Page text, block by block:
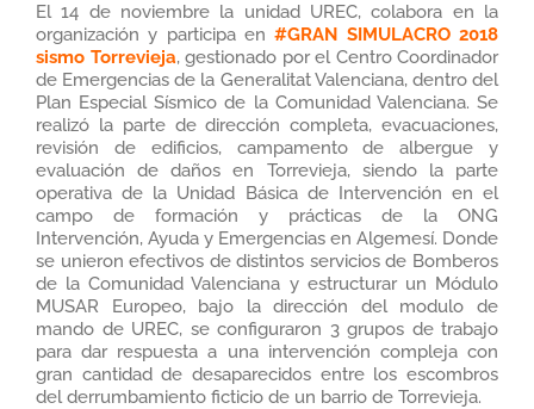
El 14 de noviembre la unidad UREC, colabora en la
organización y participa en#GRAN SIMULACRO 2018
sismo Torrevieja, gestionado por el Centro Coordinador
de Emergencias de la Generalitat Valenciana, dentro del
Plan Especial Sísmico de la Comunidad Valenciana. Se
realizó la parte de dirección completa, evacuaciones,
revisión de edificios, campamento de albergue y
evaluación de daños en Torrevieja, siendo la parte
operativa de la Unidad Básica de Intervención en el
campo de formación y prácticas de la ONG
Intervención, Ayuda y Emergencias en Algemesí. Donde
se unieron efectivos de distintos servicios de Bomberos
de la Comunidad Valenciana y estructurar un Módulo
MUSAR Europeo, bajo la dirección del modulo de
mando de UREC, se configuraron 3 grupos de trabajo
para dar respuesta a una intervención compleja con
gran cantidad de desaparecidos entre los escombros
del derrumbamiento ficticio de un barrio de Torrevieja.